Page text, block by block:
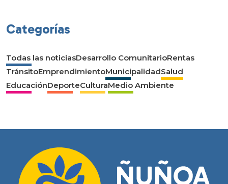
Categorías
Todas las noticiasDesarrollo ComunitarioRentas
TránsitoEmprendimientoMunicipalidadSalud
EducaciónDeporteCulturaMedio Ambiente